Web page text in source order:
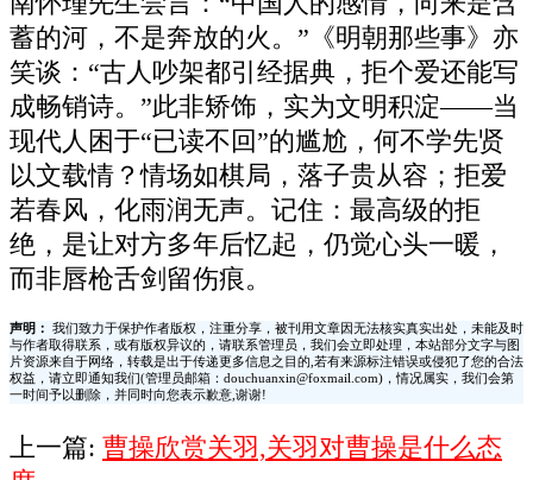
蓄的河，不是奔放的火。”《明朝那些事》亦
笑谈：“古人吵架都引经据典，拒个爱还能写
成畅销诗。”此非矫饰，实为文明积淀——当
现代人困于“已读不回”的尴尬，何不学先贤
以文载情？情场如棋局，落子贵从容；拒爱
若春风，化雨润无声。记住：最高级的拒
绝，是让对方多年后忆起，仍觉心头一暖，
而非唇枪舌剑留伤痕。
声明：
我们致力于保护作者版权，注重分享，被刊用文章因无法核实真实出处，未能及时
与作者取得联系，或有版权异议的，请联系管理员，我们会立即处理，本站部分文字与图
片资源来自于网络，转载是出于传递更多信息之目的,若有来源标注错误或侵犯了您的合法
权益，请立即通知我们(管理员邮箱：douchuanxin@foxmail.com)，情况属实，我们会第
一时间予以删除，并同时向您表示歉意,谢谢!
上一篇: 曹操欣赏关羽,关羽对曹操是什么态